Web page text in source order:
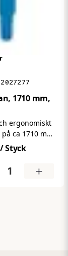
1710 mm,
ergonomiskt
ca 1710 mm
professionell
räckvidd och
Den
och
/ Styck
+